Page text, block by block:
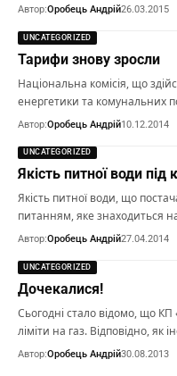
Автор:Оробець Андрій26.03.2015
UNCATEGORIZED
Тарифи знову зросли
Національна комісія, що
енергетики та комунальних
Автор:Оробець Андрій10.12.2014
UNCATEGORIZED
Якість питної води під
Якість питної води, що
питанням, яке знаходиться
Автор:Оробець Андрій27.04.2014
UNCATEGORIZED
Дочекалися!
Сьогодні стало відомо, що
ліміти на газ. Відповідно, як
Автор:Оробець Андрій30.08.2013